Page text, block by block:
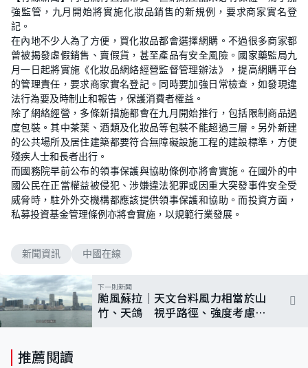
u
t
d
e
2
7
.
8
4
%
強監管，九月開始將實施化妝品銷售的新規例，要求商家實名登
記。
在內地不少人為了方便，買化妝品都會選擇網購。不過很多商家都
曾被揭發虛假銷售、賣假貨，甚至產品有安全風險。國家藥監局九
月一日起將實施《化妝品網絡經營監督管理辦法》，提高網購平台
的管理責任，要求商家實名登記。同時要加強日常檢查，如發現違
法行為要及時制止和報告，保護消費者權益。
除了網絡經營，多條新措施都會在九月開始推行，包括限制商品過
度包裝。其中茶葉、酒類及化妝品等包裝不能超過三層。另外新建
的公共場所及居住建築都要符合無障礙設施工程的建設標準，方便
殘疾人士和長者出行。
而國務院早前公布的領事保護與協助條例亦將會實施。在國外的中
國公民在正當權益被侵犯、涉嫌違法犯罪或因重大突發事件安全受
威脅時，駐外外交機構都應該提供領事保護和協助。而投資方面，
私募投資基金管理條例亦將會實施，以規範行業發展。
新聞資訊 中國在線
下一則新聞
颱風蘇拉｜天文台料風力相當於山
竹、天鴿 視乎路徑、強度考慮是
推薦閱讀